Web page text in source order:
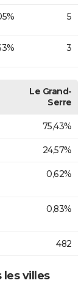
5
3
Le Grand-
Serre
75,43%
24,57%
0,62%
0,83%
482
villes